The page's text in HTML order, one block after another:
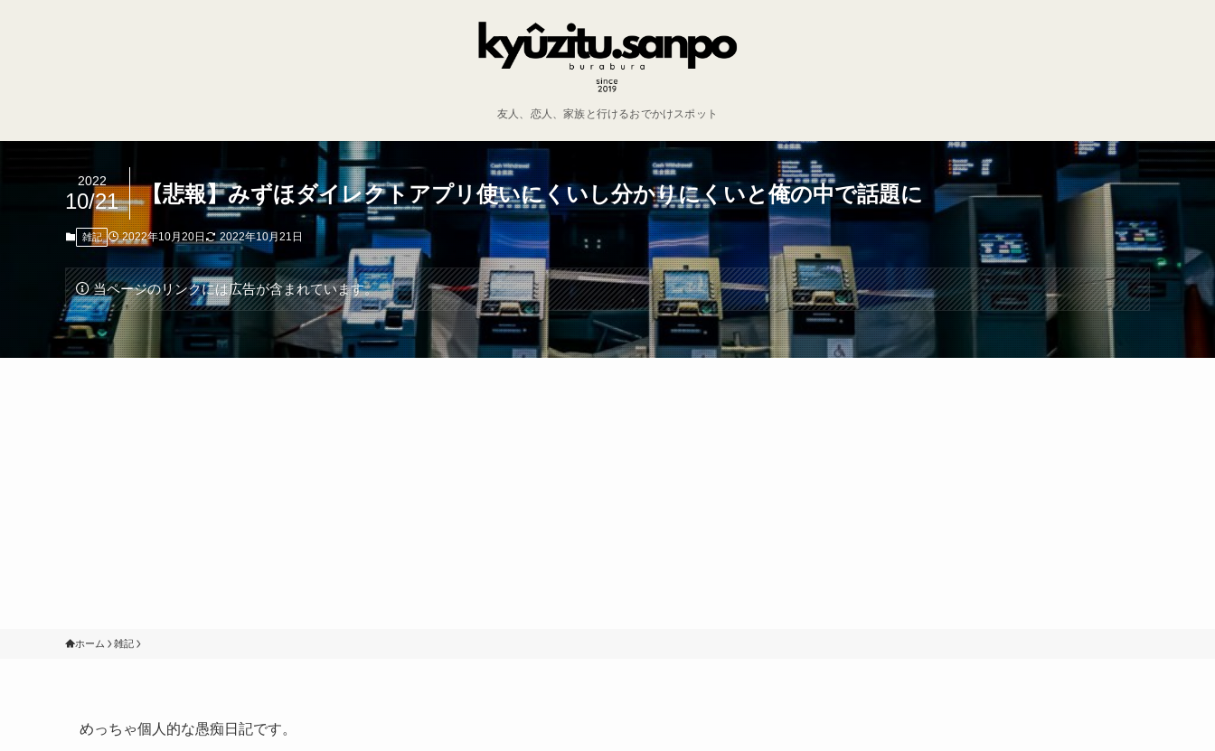
友人、恋人、家族と行けるおでかけスポット
【悲報】みずほダイレクトアプリ使いにくいし分かりにくいと俺の中で話題に
2022
10/21
雑記 2022年10月20日 2022年10月21日
当ページのリンクには広告が含まれています。
ホーム 雑記
めっちゃ個人的な愚痴日記です。